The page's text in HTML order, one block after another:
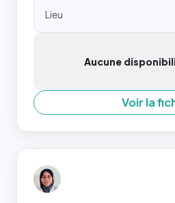
Lieu
Aucune
Voir la